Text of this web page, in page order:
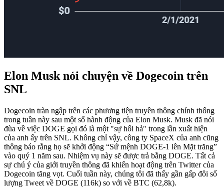
Elon Musk nói chuyện về Dogecoin trên
SNL
Dogecoin tràn ngập trên các phương tiện truyền thông chính thống
trong tuần này sau một số hành động của Elon Musk. Musk đã nói
đùa về việc DOGE gọi đó là một "sự hối hả" trong lần xuất hiện
của anh ấy trên SNL. Không chỉ vậy, công ty SpaceX của anh cũng
thông báo rằng họ sẽ khởi động “Sứ mệnh DOGE-1 lên Mặt trăng”
vào quý 1 năm sau. Nhiệm vụ này sẽ được trả bằng DOGE. Tất cả
sự chú ý của giới truyền thông đã khiến hoạt động trên Twitter của
Dogecoin tăng vọt. Cuối tuần này, chúng tôi đã thấy gần gấp đôi số
lượng Tweet về DOGE (116k) so với về BTC (62,8k).